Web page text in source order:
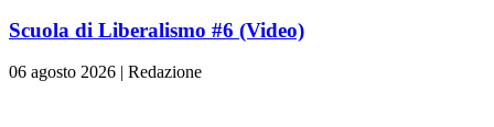
Scuola di Liberalismo #6 (Video)
06 agosto 2026 | Redazione